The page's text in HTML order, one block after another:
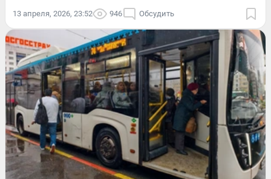
13 апреля, 2026, 23:52 946 Обсудить